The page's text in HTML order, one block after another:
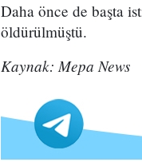
Daha önce de başta
öldürülmüştü.
Kaynak: Mepa News